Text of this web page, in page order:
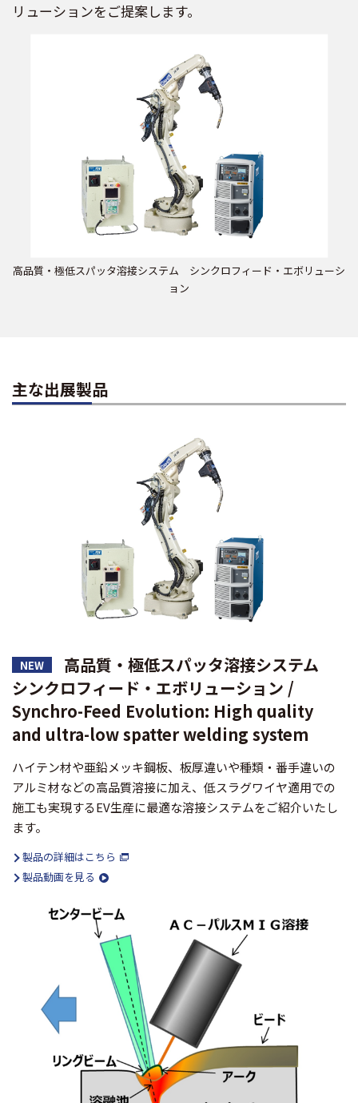
リューションをご提案します。
高品質・極低スパッタ溶接システム シンクロフィード・エボリューシ
ョン
主な出展製品
NEW
高品質・極低スパッタ溶接システム
シンクロフィード・エボリューション /
Synchro-Feed Evolution: High quality
and ultra-low spatter welding system
ハイテン材や亜鉛メッキ鋼板、板厚違いや種類・番手違いの
アルミ材などの高品質溶接に加え、低スラグワイヤ適用での
施工も実現するEV生産に最適な溶接システムをご紹介いたし
ます。
製品の詳細はこちら
製品動画を見る